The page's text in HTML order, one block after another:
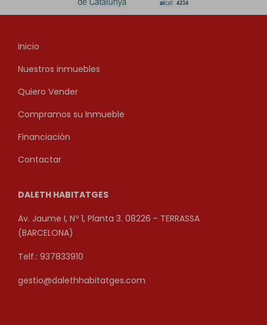
Inicio
Nuestros inmuebles
Quiero Vender
Compramos su Inmueble
Financiación
Contactar
DALETH HABITATGES
Av. Jaume I, Nº 1, Planta 3. 08226 - TERRASSA
(BARCELONA)
Telf.: 937833910
gestio@dalethhabitatges.com